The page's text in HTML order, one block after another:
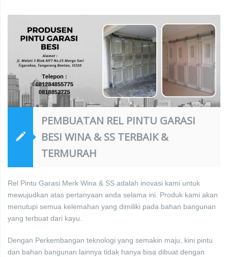
PEMBUATAN REL PINTU GARASI
BESI WINA & SS TERBAIK &
TERMURAH
Rel Pintu Garasi Merk Wina & SS adalah inovasi kami untuk
mewujudkan atas pertanyaan anda selama ini. Produk kami akan
menutupi semua kelemahan yang dimiliki pada bahan bangunan
yang terbuat dari kayu.
Dengan Perkembangan teknologi yang semakin maju, kini pintu
dan bahan bangunan lainnya tidak hanya bisa dibuat dengan